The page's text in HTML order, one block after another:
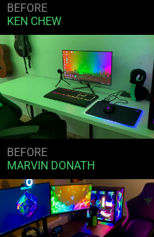
BEFORE
KEN CHEW
BEFORE
MARVIN DONATH